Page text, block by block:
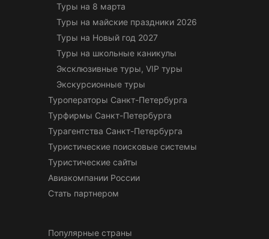
Туры на 8 марта
Туры на майские праздники 2026
Туры на Новый год 2027
Туры на школьные каникулы
Эксклюзивные туры, VIP туры
Экскурсионные туры
Туроператоры Санкт-Петербурга
Турфирмы Санкт-Петербурга
Турагентства Санкт-Петербурга
Туристические поисковые системы
Туристические сайты
Авиакомпании России
Стать партнером
Популярные страны